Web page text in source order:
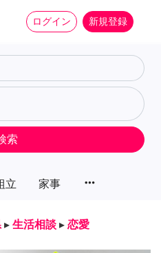
ログイン 新規登録
立 家事 more_horiz
索
▸ 生活相談 ▸ 恋愛